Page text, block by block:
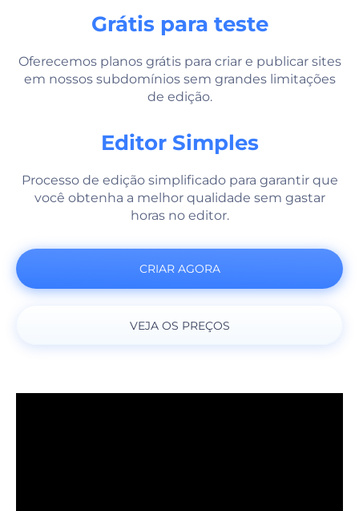
Grátis para teste
Oferecemos planos grátis para criar e publicar sites
em nossos subdomínios sem grandes limitações
de edição.
Editor Simples
Processo de edição simplificado para garantir que
você obtenha a melhor qualidade sem gastar
horas no editor.
CRIAR AGORA
VEJA OS PREÇOS